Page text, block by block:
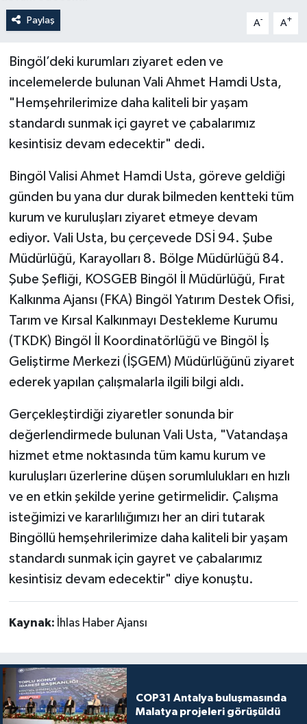
Paylaş A- A+
Bingöl’deki kurumları ziyaret eden ve
incelemelerde bulunan Vali Ahmet Hamdi Usta,
"Hemşehrilerimize daha kaliteli bir yaşam
standardı sunmak içi gayret ve çabalarımız
kesintisiz devam edecektir" dedi.
Bingöl Valisi Ahmet Hamdi Usta, göreve geldiği
günden bu yana dur durak bilmeden kentteki tüm
kurum ve kuruluşları ziyaret etmeye devam
ediyor. Vali Usta, bu çerçevede DSİ 94. Şube
Müdürlüğü, Karayolları 8. Bölge Müdürlüğü 84.
Şube Şefliği, KOSGEB Bingöl İl Müdürlüğü, Fırat
Kalkınma Ajansı (FKA) Bingöl Yatırım Destek Ofisi,
Tarım ve Kırsal Kalkınmayı Destekleme Kurumu
(TKDK) Bingöl İl Koordinatörlüğü ve Bingöl İş
Geliştirme Merkezi (İŞGEM) Müdürlüğünü ziyaret
ederek yapılan çalışmalarla ilgili bilgi aldı.
Gerçekleştirdiği ziyaretler sonunda bir
değerlendirmede bulunan Vali Usta, "Vatandaşa
hizmet etme noktasında tüm kamu kurum ve
kuruluşları üzerlerine düşen sorumlulukları en hızlı
ve en etkin şekilde yerine getirmelidir. Çalışma
isteğimizi ve kararlılığımızı her an diri tutarak
Bingöllü hemşehrilerimize daha kaliteli bir yaşam
standardı sunmak için gayret ve çabalarımız
kesintisiz devam edecektir" diye konuştu.
Kaynak: İhlas Haber Ajansı
COP31 Antalya buluşmasında
Malatya projeleri görüşüldü